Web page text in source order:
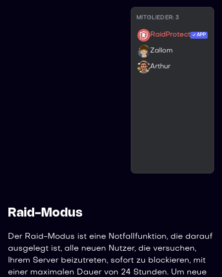
MITGLIEDER: 3
RaidProtect APP
Zallom
Arthur
Raid-Modus
Der Raid-Modus ist eine Notfallfunktion, die darauf
ausgelegt ist, alle neuen Nutzer, die versuchen,
Ihrem Server beizutreten, sofort zu blockieren, mit
einer maximalen Dauer von 24 Stunden. Um neue